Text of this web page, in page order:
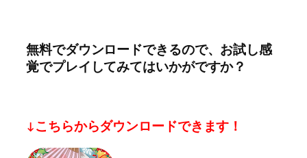
無料でダウンロードできるので、お試し感
覚でプレイしてみてはいかがですか？
↓こちらからダウンロードできます！